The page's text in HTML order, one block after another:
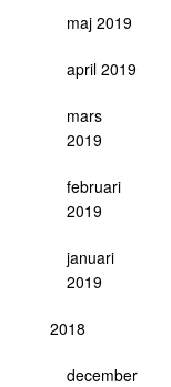
maj 2019
april 2019
mars
2019
februari
2019
januari
2019
2018
december